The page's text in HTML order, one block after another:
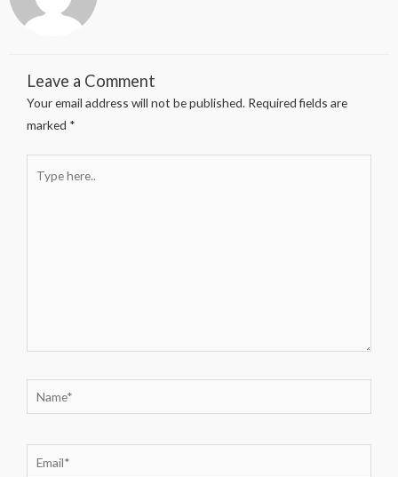
Leave a Comment
Your email address will not be published. Required fields are
marked *
here..
Name*